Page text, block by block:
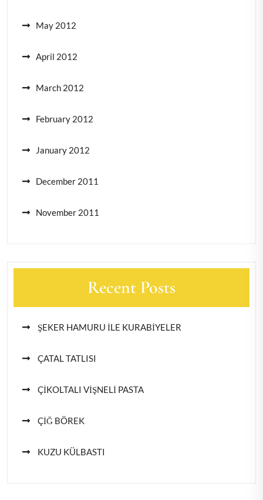
May 2012
April 2012
March 2012
February 2012
January 2012
December 2011
November 2011
Recent Posts
ŞEKER HAMURU İLE KURABİYELER
ÇATAL TATLISI
ÇİKOLTALI VİŞNELİ PASTA
ÇİĞ BÖREK
KUZU KÜLBASTI